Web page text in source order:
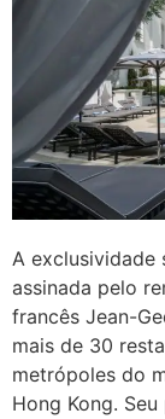
A exclusividade
assinada pelo
francês Jean-
mais de 30
metrópoles do
Hong Kong.